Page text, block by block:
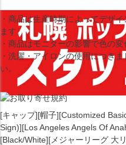
・商品は生産時期によってデザ
ます。
・商品はモニターの影響で色の
・洗濯・アイロンの使用につき
い。
[キャップ][帽子][Customized
Sign)][Los Angeles Angels Of
[Black/White][メジャーリーグ 大